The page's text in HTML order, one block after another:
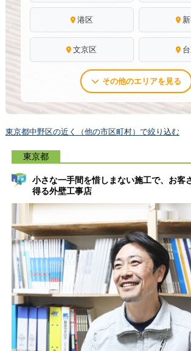
港区
文京区
その他のエリアを見る
東京都中野区の近く（他の市区町村）で絞り込む
東京都
小さな一手間を惜しまない施工で、お客
得る外壁工事店